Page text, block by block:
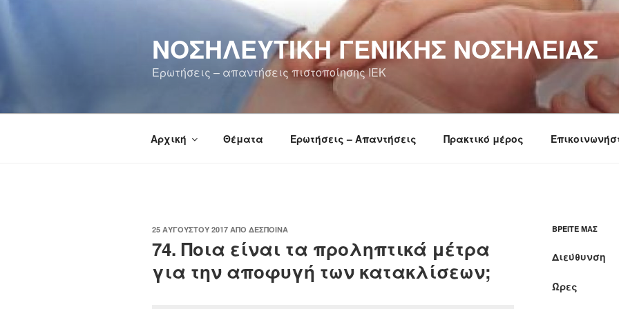
ΝΟΣΗΛΕΥΤΙΚΉ ΓΕΝΙΚΉΣ ΝΟΣΗΛΕΊΑΣ
Ερωτήσεις – απαντήσεις πιστοποίησης ΙΕΚ
Αρχική Θέματα Ερωτήσεις – Απαντήσεις Πρακτικό μέρος
ΔΗΜΟΣΙΕΎΤΗΚΕ
25 ΑΥΓΟΎΣΤΟΥ 2017 ΑΠΌ ΔΈΣΠΟΙΝΑ
74. Ποια είναι τα προληπτικά μέτρα
για την αποφυγή των κατακλίσεων;
ΒΡΕΊΤΕ ΜΑΣ
Διεύθυνση
Ώρες